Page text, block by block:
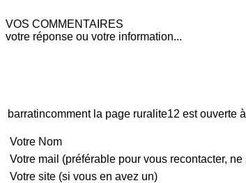
VOS COMMENTAIRES
votre réponse ou votre information...
barratincomment la page ruralite12 est ouverte
Votre Nom
Votre mail (préférable pour vous recontacter,
Votre site (si vous en avez un)